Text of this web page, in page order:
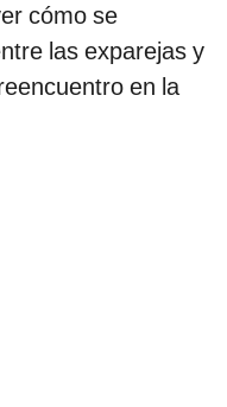
cómo se
las exparejas y
en la